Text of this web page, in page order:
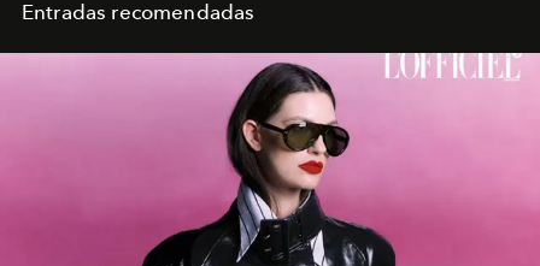
Entradas recomendadas